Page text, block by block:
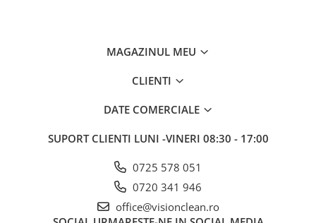
MAGAZINUL MEU
CLIENTI
DATE COMERCIALE
SUPORT CLIENTI LUNI -VINERI 08:30 - 17:00
0725 578 051
0720 341 946
office@visionclean.ro